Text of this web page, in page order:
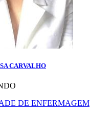
CARVALHO
DE ENFERMAGEM